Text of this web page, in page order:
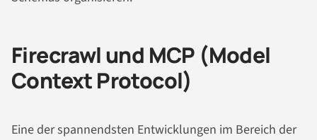
Firecrawl und MCP (Model
Context Protocol)
Eine der spannendsten Entwicklungen im Bereich der